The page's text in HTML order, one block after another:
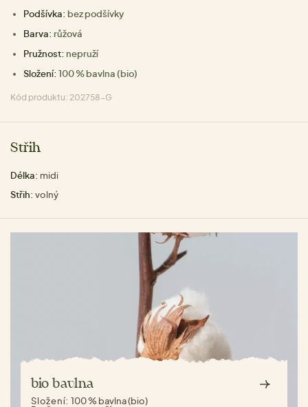
Podšívka: bez podšívky
Barva: růžová
Pružnost: nepruží
Složení: 100 % bavlna (bio)
Kód produktu: 202758-G
Střih
Délka: midi
Střih: volný
bio bavlna
Složení:100 % bavlna (bio)